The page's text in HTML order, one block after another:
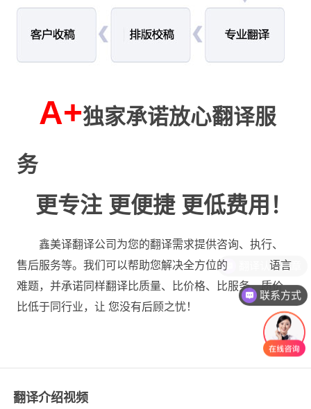
A+独家承诺放心翻译服
务
更专注 更便捷 更低费用！
鑫美译翻译公司为您的翻译需求提供咨询、执行、
售后服务等。我们可以帮助您解决全方位的 语言
难题，并承诺同样翻译比质量、比价格、比服务，质价
比低于同行业，让 您没有后顾之忧！
翻译介绍视频
联系方式